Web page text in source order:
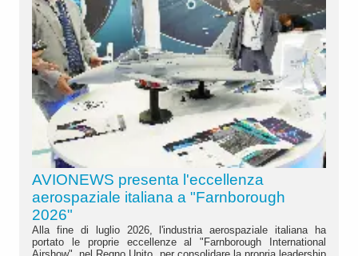
AVIONEWS presenta l'eccellenza
aerospaziale italiana a "Farnborough
2026"
Alla fine di luglio 2026, l'industria aerospaziale italiana ha
portato le proprie eccellenze al "Farnborough International